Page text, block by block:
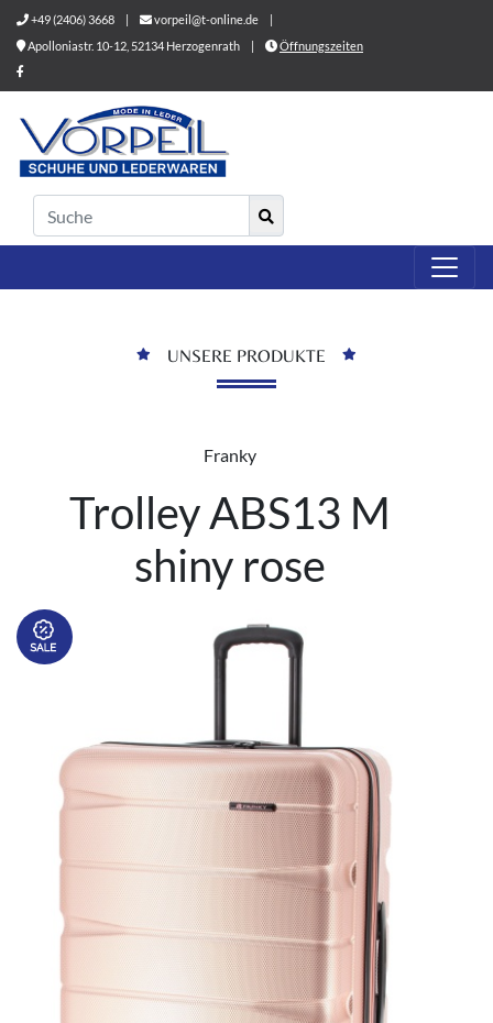
+49 (2406) 3668 | vorpeil@t-online.de
|
Apolloniastr. 10-12, 52134 Herzogenrath
| Öffnungszeiten
UNSERE PRODUKTE
Franky
Trolley ABS13 M
shiny rose